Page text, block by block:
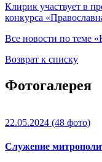
Клирик участвует в
конкурса
Все новости по теме
Возврат к списку
Фотогалерея
22.05.2024 (48 фото)
Служение